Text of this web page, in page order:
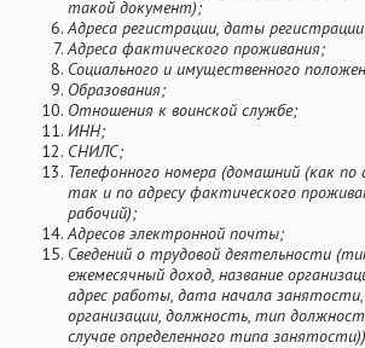
такой документ);
Адреса регистрации, даты
Адреса фактического проживания;
Социального и имущественного
Образования;
Отношения к воинской службе;
ИНН;
СНИЛС;
Телефонного номера (домашний (как по
так и по адресу фактического
рабочий);
Адресов электронной почты;
Сведений о трудовой деятельности
ежемесячный доход, название
адрес работы, дата начала
организации, должность, тип
случае определенного типа